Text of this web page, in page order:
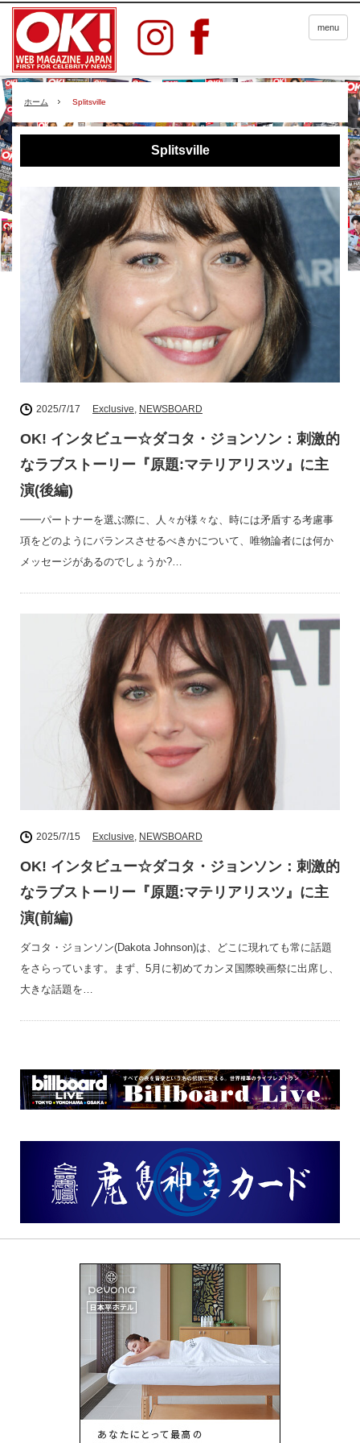
menu
ホーム Splitsville
Splitsville
2025/7/17 Exclusive, NEWSBOARD
OK! インタビュー☆ダコタ・ジョンソン：刺激的
なラブストーリー『原題:マテリアリスツ』に主
演(後編)
━━パートナーを選ぶ際に、人々が様々な、時には矛盾する考慮事
項をどのようにバランスさせるべきかについて、唯物論者には何か
メッセージがあるのでしょうか?…
2025/7/15 Exclusive, NEWSBOARD
OK! インタビュー☆ダコタ・ジョンソン：刺激的
なラブストーリー『原題:マテリアリスツ』に主
演(前編)
ダコタ・ジョンソン(Dakota Johnson)は、どこに現れても常に話題
をさらっています。まず、5月に初めてカンヌ国際映画祭に出席し、
大きな話題を…